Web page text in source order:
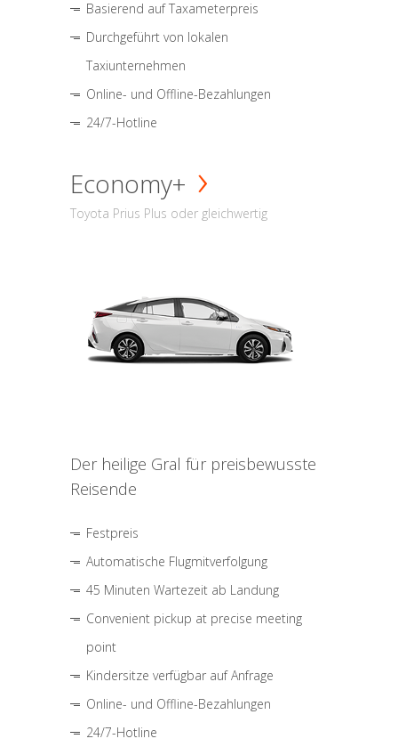
Basierend auf Taxameterpreis
Durchgeführt von lokalen
Taxiunternehmen
Online- und Offline-Bezahlungen
24/7-Hotline
Economy+
Toyota Prius Plus oder gleichwertig
Der heilige Gral für preisbewusste
Reisende
Festpreis
Automatische Flugmitverfolgung
45 Minuten Wartezeit ab Landung
Convenient pickup at precise meeting
point
Kindersitze verfügbar auf Anfrage
Online- und Offline-Bezahlungen
24/7-Hotline